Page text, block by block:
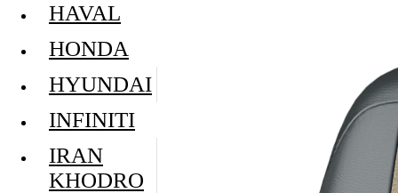
HAVAL
HONDA
HYUNDAI
INFINITI
IRAN
KHODRO